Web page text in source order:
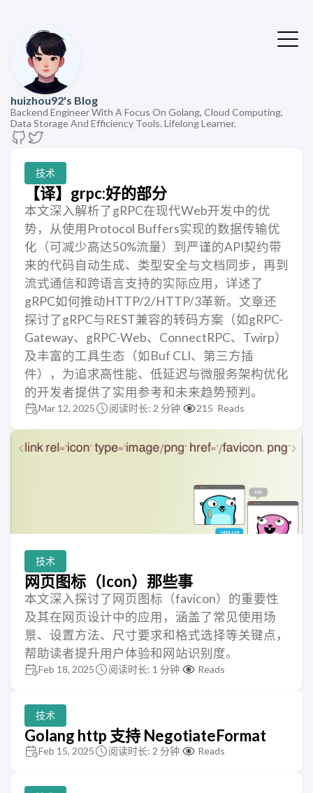
huizhou92's Blog
Backend Engineer With A Focus On Golang, Cloud Computing,
Data Storage And Efficiency Tools. Lifelong Learner.
技术
【译】grpc:好的部分
本文深入解析了gRPC在现代Web开发中的优
势，从使用Protocol Buffers实现的数据传输优
化（可减少高达50%流量）到严谨的API契约带
来的代码自动生成、类型安全与文档同步，再到
流式通信和跨语言支持的实际应用，详述了
gRPC如何推动HTTP/2/HTTP/3革新。文章还
探讨了gRPC与REST兼容的转码方案（如gRPC-
Gateway、gRPC-Web、ConnectRPC、Twirp）
及丰富的工具生态（如Buf CLI、第三方插
件），为追求高性能、低延迟与微服务架构优化
的开发者提供了实用参考和未来趋势预判。
Mar 12, 2025 阅读时长: 2 分钟 215 Reads
技术
网页图标（Icon）那些事
本文深入探讨了网页图标（favicon）的重要性
及其在网页设计中的应用，涵盖了常见使用场
景、设置方法、尺寸要求和格式选择等关键点，
帮助读者提升用户体验和网站识别度。
Feb 18, 2025 阅读时长: 1 分钟 Reads
技术
Golang http 支持 NegotiateFormat
Feb 15, 2025 阅读时长: 2 分钟 Reads